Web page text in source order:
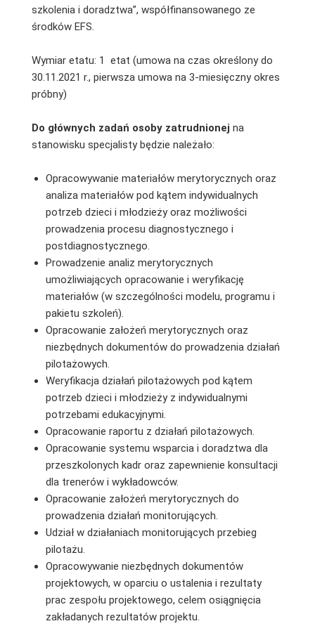
szkolenia i doradztwa”, współfinansowanego ze
środków EFS.
Wymiar etatu: 1 etat (umowa na czas określony do
30.11.2021 r., pierwsza umowa na 3-miesięczny okres
próbny)
Do głównych zadań osoby zatrudnionej na
stanowisku specjalisty będzie należało:
Opracowywanie materiałów merytorycznych oraz
analiza materiałów pod kątem indywidualnych
potrzeb dzieci i młodzieży oraz możliwości
prowadzenia procesu diagnostycznego i
postdiagnostycznego.
Prowadzenie analiz merytorycznych
umożliwiających opracowanie i weryfikację
materiałów (w szczególności modelu, programu i
pakietu szkoleń).
Opracowanie założeń merytorycznych oraz
niezbędnych dokumentów do prowadzenia działań
pilotażowych.
Weryfikacja działań pilotażowych pod kątem
potrzeb dzieci i młodzieży z indywidualnymi
potrzebami edukacyjnymi.
Opracowanie raportu z działań pilotażowych.
Opracowanie systemu wsparcia i doradztwa dla
przeszkolonych kadr oraz zapewnienie konsultacji
dla trenerów i wykładowców.
Opracowanie założeń merytorycznych do
prowadzenia działań monitorujących.
Udział w działaniach monitorujących przebieg
pilotażu.
Opracowywanie niezbędnych dokumentów
projektowych, w oparciu o ustalenia i rezultaty
prac zespołu projektowego, celem osiągnięcia
zakładanych rezultatów projektu.